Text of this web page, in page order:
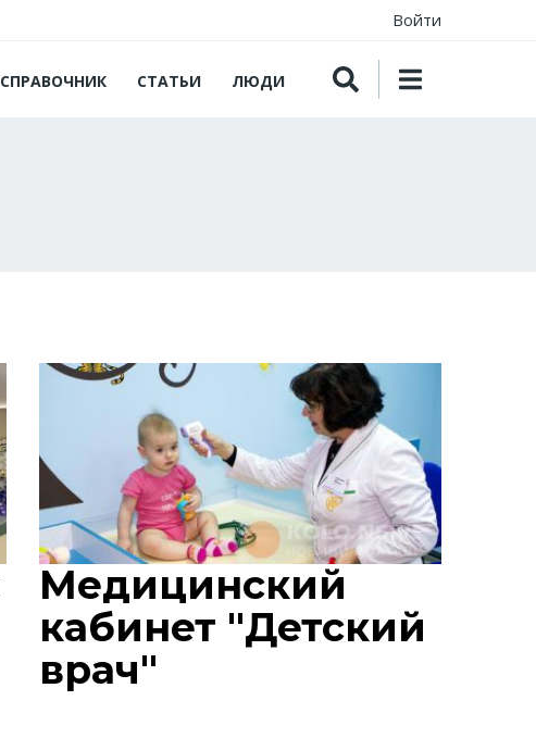
Войти
СПРАВОЧНИК СТАТЬИ ЛЮДИ
Медицинский
кабинет "Детский
врач"